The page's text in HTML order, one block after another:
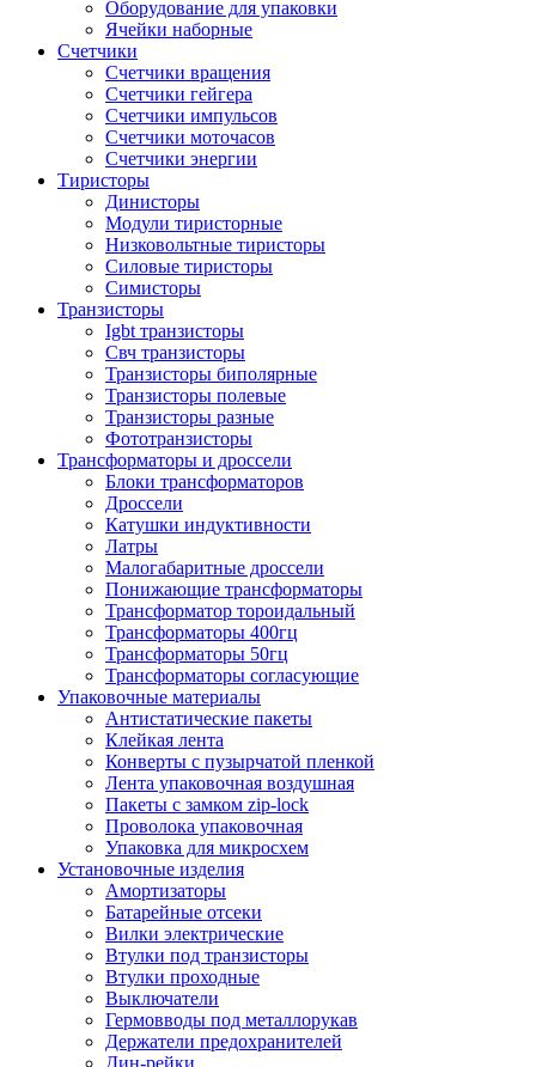
Оборудование для упаковки
Ячейки наборные
Счетчики
Счетчики вращения
Счетчики гейгера
Счетчики импульсов
Счетчики моточасов
Счетчики энергии
Тиристоры
Динисторы
Модули тиристорные
Низковольтные тиристоры
Силовые тиристоры
Симисторы
Транзисторы
Igbt транзисторы
Свч транзисторы
Транзисторы биполярные
Транзисторы полевые
Транзисторы разные
Фототранзисторы
Трансформаторы и дроссели
Блоки трансформаторов
Дроссели
Катушки индуктивности
Латры
Малогабаритные дроссели
Понижающие трансформаторы
Трансформатор тороидальный
Трансформаторы 400гц
Трансформаторы 50гц
Трансформаторы согласующие
Упаковочные материалы
Антистатические пакеты
Клейкая лента
Конверты с пузырчатой пленкой
Лента упаковочная воздушная
Пакеты с замком zip-lock
Проволока упаковочная
Упаковка для микросхем
Установочные изделия
Амортизаторы
Батарейные отсеки
Вилки электрические
Втулки под транзисторы
Втулки проходные
Выключатели
Гермовводы под металлорукав
Держатели предохранителей
Дин-рейки